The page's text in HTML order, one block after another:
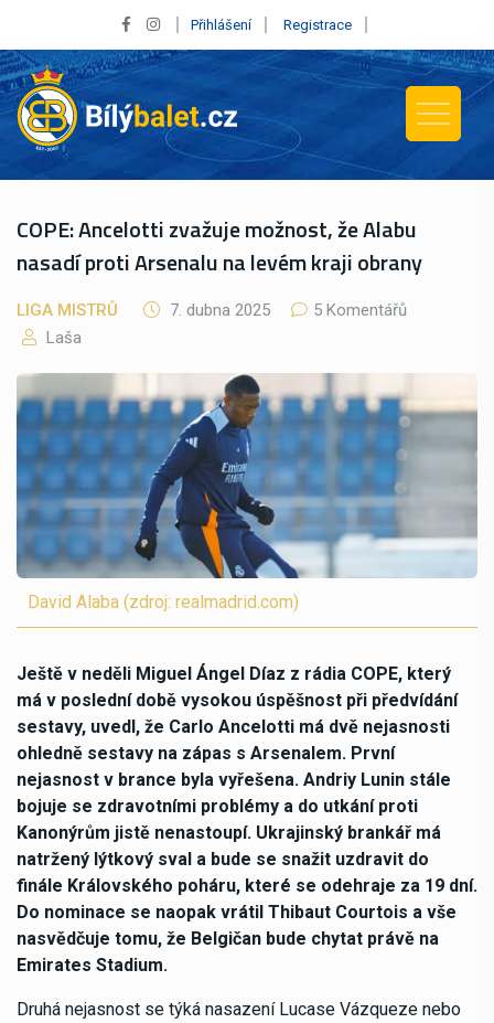
Přihlášení Registrace
COPE: Ancelotti zvažuje možnost, že Alabu
nasadí proti Arsenalu na levém kraji obrany
LIGA MISTRŮ 7. dubna 2025
5 Komentářů
Laša
David Alaba (zdroj: realmadrid.com)
Ještě v neděli Miguel Ángel Díaz z rádia COPE, který
má v poslední době vysokou úspěšnost při předvídání
sestavy, uvedl, že Carlo Ancelotti má dvě nejasnosti
ohledně sestavy na zápas s Arsenalem. První
nejasnost v brance byla vyřešena. Andriy Lunin stále
bojuje se zdravotními problémy a do utkání proti
Kanonýrům jistě nenastoupí. Ukrajinský brankář má
natržený lýtkový sval a bude se snažit uzdravit do
finále Královského poháru, které se odehraje za 19 dní.
Do nominace se naopak vrátil Thibaut Courtois a vše
nasvědčuje tomu, že Belgičan bude chytat právě na
Emirates Stadium.
Druhá nejasnost se týká nasazení Lucase Vázqueze nebo